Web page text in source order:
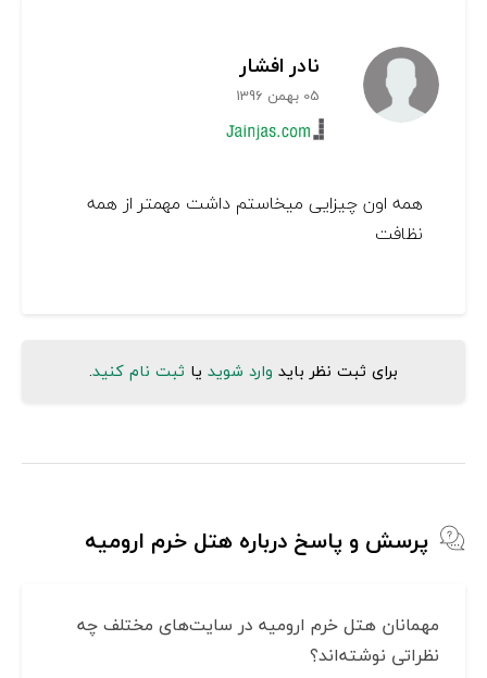
نادر افشار
05 بهمن 1396
همه اون چیزایی میخاستم داشت مهمتر از همه
نظافت
برای ثبت نظر باید وارد شوید یا ثبت نام کنید.
پرسش و پاسخ درباره هتل خرم ارومیه
مهمانان هتل خرم ارومیه در سایت‌های مختلف چه
نظراتی نوشته‌اند؟